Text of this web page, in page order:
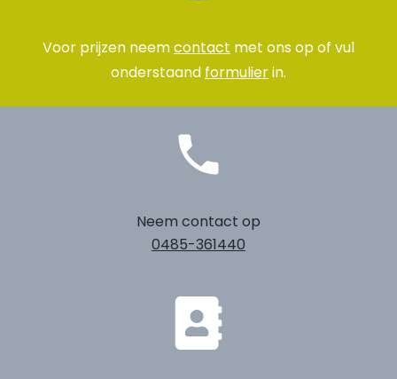
Voor prijzen neemcontact met ons op of vul
onderstaand formulierin.
Neem contact op
0485-361440